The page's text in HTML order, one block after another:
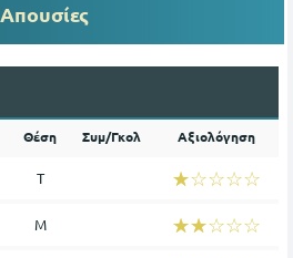
Απουσίες
Θέση Συμ/Γκολ Αξιολόγηση
Τ ☆☆☆☆☆
★★★★★
Μ ☆☆☆☆☆
★★★★★